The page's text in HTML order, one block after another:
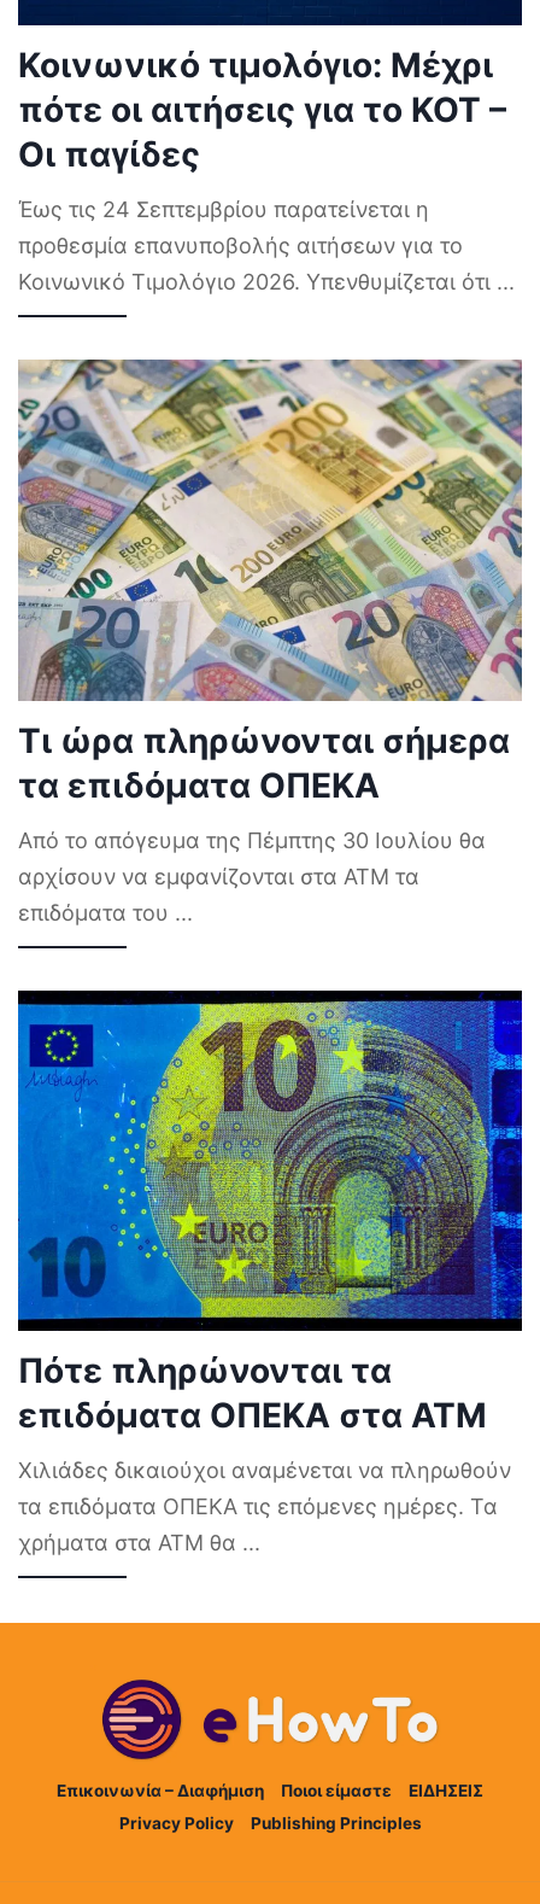
Κοινωνικό τιμολόγιο: Μέχρι
πότε οι αιτήσεις για το ΚΟΤ –
Οι παγίδες
Έως τις 24 Σεπτεμβρίου παρατείνεται η
προθεσμία επανυποβολής αιτήσεων για το
Κοινωνικό Τιμολόγιο 2026. Υπενθυμίζεται ότι ...
Τι ώρα πληρώνονται σήμερα
τα επιδόματα ΟΠΕΚΑ
Από το απόγευμα της Πέμπτης 30 Ιουλίου θα
αρχίσουν να εμφανίζονται στα ΑΤΜ τα
επιδόματα του ...
Πότε πληρώνονται τα
επιδόματα ΟΠΕΚΑ στα ΑΤΜ
Χιλιάδες δικαιούχοι αναμένεται να πληρωθούν
τα επιδόματα ΟΠΕΚΑ τις επόμενες ημέρες. Τα
χρήματα στα ΑΤΜ θα ...
Επικοινωνία – Διαφήμιση Ποιοι είμαστε
ΕΙΔΗΣΕΙΣ
Privacy Policy
Publishing Principles